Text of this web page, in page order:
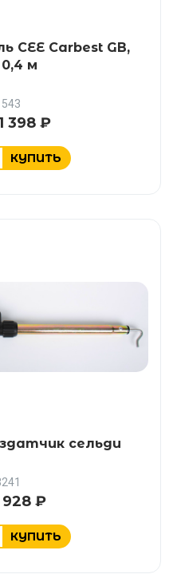
CEE Carbest GB,
м
398 ₽
КУПИТЬ
сельди
928 ₽
КУПИТЬ